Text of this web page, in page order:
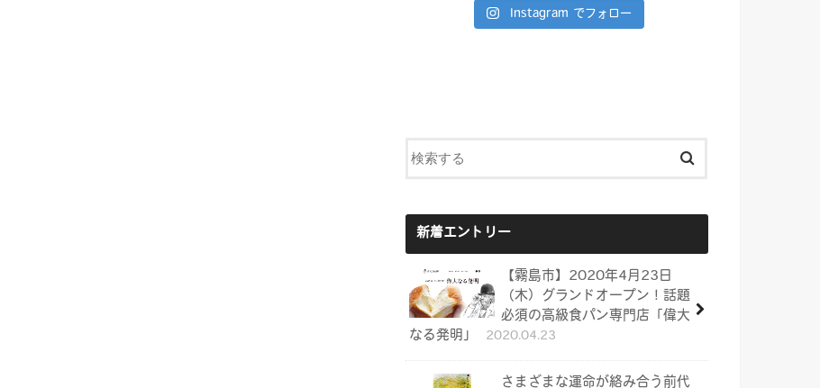
Instagram でフォロー
新着エントリー
【霧島市】2020年4月23日
（木）グランドオープン！話題
必須の高級食パン専門店「偉大
なる発明」
2020.04.23
さまざまな運命が絡み合う前代